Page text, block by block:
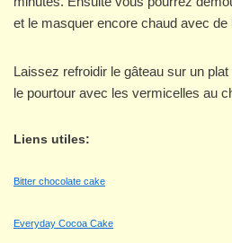
et le masquer encore chaud avec de
Laissez refroidir le gâteau sur un
le pourtour avec les vermicelles au
Liens utiles:
Bitter chocolate cake
Everyday Cocoa Cake